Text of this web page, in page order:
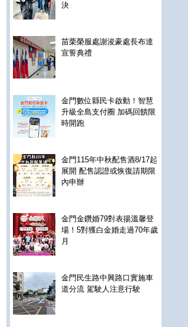
決
苗栗榮服處謝浚豪處長布達
宣誓典禮
金門數位縣民卡啟動！智慧
升級全島支付圈 加碼回饋限
時開跑
金門115年中秋配售酒8/17起
展開 配售認證或恢復請期限
內申辦
金門金鑽婚79對表揚溫馨登
場！5對獲白金婚走過70年歲
月
金門民生路中興路口實施車
道分流 駕駛人注意行駛